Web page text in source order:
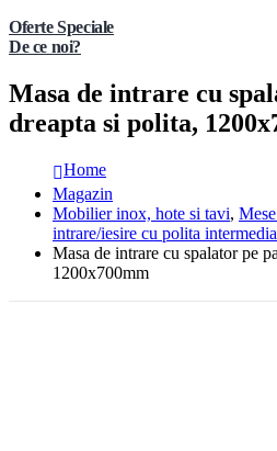
Oferte Speciale
De ce noi?
Masa de intrare cu
dreapta si polita,
Home
Magazin
Mobilier inox, hote si tavi,
intrare/iesire cu polita
Masa de intrare cu spalator pe
1200x700mm